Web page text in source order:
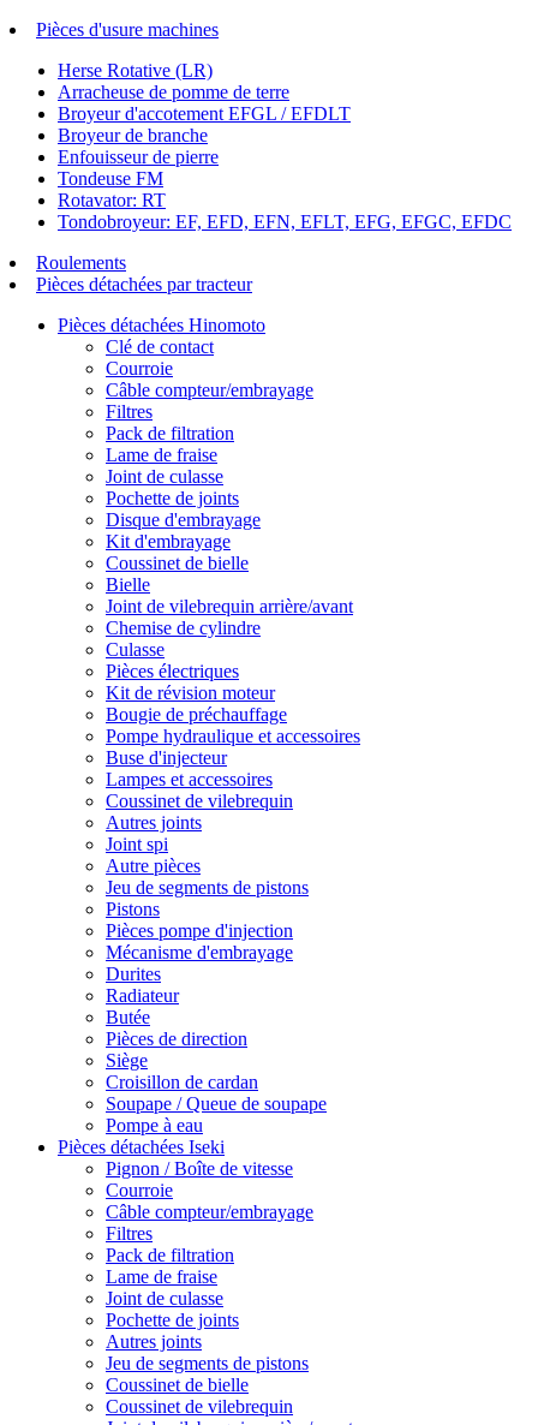
Pièces d'usure machines
Herse Rotative (LR)
Arracheuse de pomme de terre
Broyeur d'accotement EFGL / EFDLT
Broyeur de branche
Enfouisseur de pierre
Tondeuse FM
Rotavator: RT
Tondobroyeur: EF, EFD, EFN, EFLT, EFG, EFGC, EFDC
Roulements
Pièces détachées par tracteur
Pièces détachées Hinomoto
Clé de contact
Courroie
Câble compteur/embrayage
Filtres
Pack de filtration
Lame de fraise
Joint de culasse
Pochette de joints
Disque d'embrayage
Kit d'embrayage
Coussinet de bielle
Bielle
Joint de vilebrequin arrière/avant
Chemise de cylindre
Culasse
Pièces électriques
Kit de révision moteur
Bougie de préchauffage
Pompe hydraulique et accessoires
Buse d'injecteur
Lampes et accessoires
Coussinet de vilebrequin
Autres joints
Joint spi
Autre pièces
Jeu de segments de pistons
Pistons
Pièces pompe d'injection
Mécanisme d'embrayage
Durites
Radiateur
Butée
Pièces de direction
Siège
Croisillon de cardan
Soupape / Queue de soupape
Pompe à eau
Pièces détachées Iseki
Pignon / Boîte de vitesse
Courroie
Câble compteur/embrayage
Filtres
Pack de filtration
Lame de fraise
Joint de culasse
Pochette de joints
Autres joints
Jeu de segments de pistons
Coussinet de bielle
Coussinet de vilebrequin